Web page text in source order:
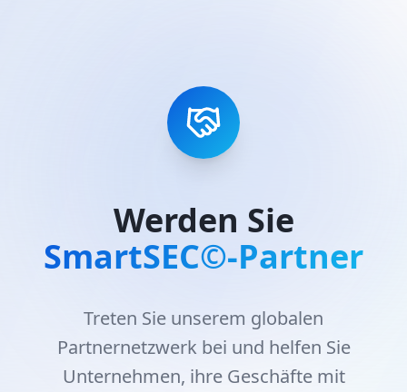
Werden Sie
SmartSEC©-Partner
Treten Sie unserem globalen
Partnernetzwerk bei und helfen Sie
Unternehmen, ihre Geschäfte mit